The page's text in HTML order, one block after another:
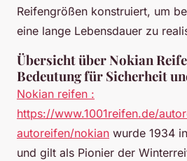
Reifengrößen konstruiert, um
eine lange Lebensdauer zu
Übersicht über Nokian
Bedeutung für Sicherheit
Nokian reifen :
https://www.1001reifen.de/
autoreifen/nokian wurde 1934
und gilt als Pionier der